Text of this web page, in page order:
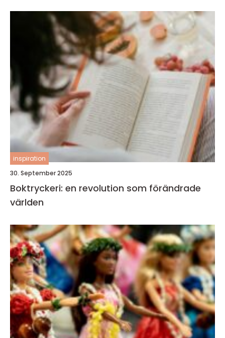
inspiration
30. September 2025
Boktryckeri: en revolution som förändrade
världen